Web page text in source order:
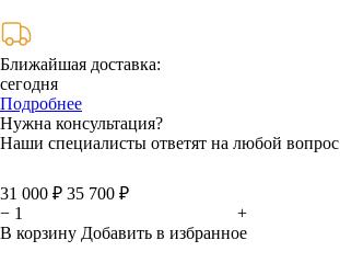
Ближайшая доставка:
сегодня
Подробнее
Нужна консультация?
Наши специалисты ответят на любой вопрос
31 000 ₽ 35 700 ₽
−
+
В корзину Добавить в избранное